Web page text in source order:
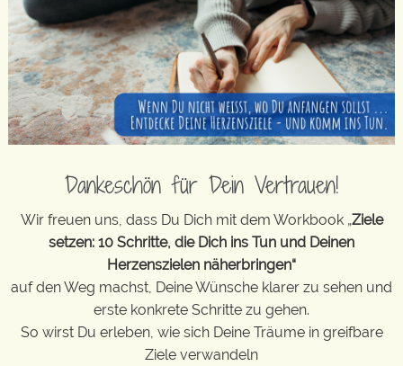
Dankeschön für Dein Vertrauen!
Wir freuen uns, dass Du Dich mit dem Workbook „Ziele
setzen: 10 Schritte, die Dich ins Tun und Deinen
Herzenszielen näherbringen“
auf den Weg machst, Deine Wünsche klarer zu sehen und
erste konkrete Schritte zu gehen.
So wirst Du erleben, wie sich Deine Träume in greifbare
Ziele verwandeln